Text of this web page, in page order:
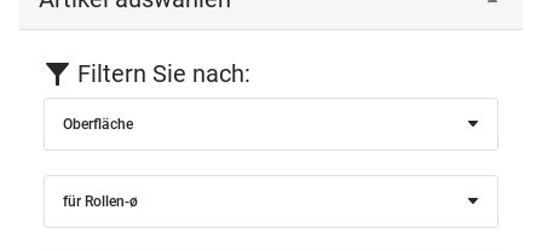
Filtern Sie nach:
Oberfläche
für Rollen-ø